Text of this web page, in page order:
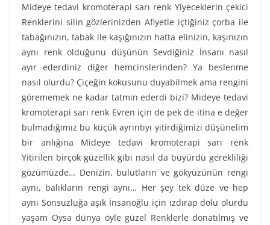
Mideye tedavi kromoterapi sarı renk Yiyeceklerin çekici
Renklerini silin gözlerinizden Afiyetle içtiğiniz çorba ile
tabağınızın, tabak ile kaşığınızın hatta elinizin, kaşınızın
aynı renk olduğunu düşünün Sevdiğiniz İnsanı nasıl
ayır ederdiniz diğer hemcinslerinden? Ya beslenme
nasıl olurdu? Çiçeğin kokusunu duyabilmek ama rengini
görememek ne kadar tatmin ederdi bizi? Mideye tedavi
kromoterapi sarı renk Evren için de pek de itina e değer
bulmadığımız bu küçük ayrıntıyı yitirdiğimizi düşünelim
bir anlığına Mideye tedavi kromoterapi sarı renk
Yitirilen birçok güzellik gibi nasıl da büyürdü gerekliliği
gözümüzde… Denizin, bulutların ve gökyüzünün rengi
aynı, balıkların rengi aynı… Her şey tek düze ve hep
aynı Sonsuzluğa aşık İnsanoğlu için ızdırap dolu olurdu
yaşam Oysa dünya öyle güzel Renklerle donatılmış ve